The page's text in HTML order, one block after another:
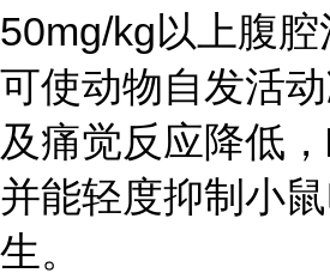
50mg/kg以上腹腔
可使动物自发活
及痛觉反应降低
并能轻度抑制小
生。